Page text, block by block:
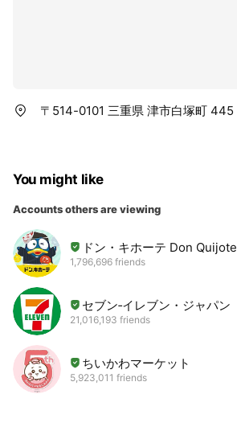
〒514-0101 三重県 津市白塚町 445
You might like
Accounts others are viewing
ドン・キホーテ Don Quijote
1,796,696 friends
セブン‐イレブン・ジャパン
21,016,193 friends
ちいかわマーケット
5,923,011 friends